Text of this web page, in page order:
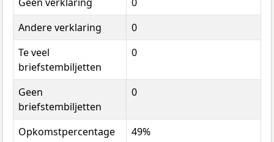
Geen verklaring
0
Andere verklaring
0
Te veel
briefstembiljetten
0
Geen
briefstembiljetten
0
Opkomstpercentage 49%